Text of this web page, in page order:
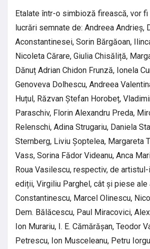
Etalate într-o simbioză firească, vor
lucrări semnate de: Andreea Andrieș,
Aconstantinesei, Sorin Bărgăoan,
Nicoleta Cărare, Giulia Chisăliță,
Dănuț Adrian Chidon Frunză, Ionela
Genoveva Dolhescu, Andreea
Huțul, Răzvan Ștefan Horobeț,
Paraschiv, Florin Alexandru Preda,
Relenschi, Adina Strugariu, Daniela
Sternberg, Liviu Șoptelea, Margareta
Vass, Sorina Fădor Videanu, Anca
Roua Vasilescu, respectiv, de
ediții, Virgiliu Parghel, cât și piese
Constantinescu, Marcel Olinescu,
Dem. Bălăcescu, Paul Miracovici,
Ion Murariu, I. E. Cămărășan, Teodor
Petrescu, Ion Musceleanu, Petru